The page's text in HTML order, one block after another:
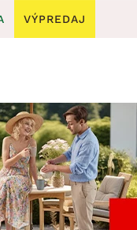
lavice
stoly
hojdačky
lehátka
VÝPREDAJ